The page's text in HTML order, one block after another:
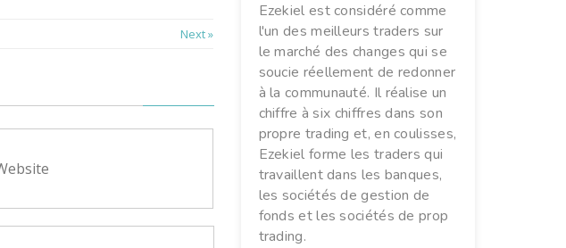
Next »
Ezekiel est considéré comme
l'un des meilleurs traders sur
le marché des changes qui se
soucie réellement de redonner
à la communauté. Il réalise un
chiffre à six chiffres dans son
propre trading et, en coulisses,
Ezekiel forme les traders qui
travaillent dans les banques,
les sociétés de gestion de
fonds et les sociétés de prop
trading.